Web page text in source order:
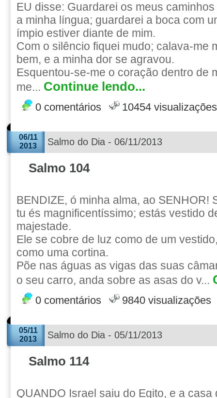
EU disse: Guardarei os meus
a minha língua; guardarei a boca com
ímpio estiver diante de mim.
Com o silêncio fiquei mudo; calava-me
bem, e a minha dor se agravou.
Esquentou-se-me o coração dentro de
me... Continue lendo...
0 comentários 10454 visualizações
06/11
2013
Salmo do Dia - 06/11/2013
Salmo 104
BENDIZE, ó minha alma, ao SENHOR!
tu és magnificentíssimo; estás vestido
majestade.
Ele se cobre de luz como de um
como uma cortina.
Põe nas águas as vigas das suas
o seu carro, anda sobre as asas do v...
0 comentários 9840 visualizações
05/11
2013
Salmo do Dia - 05/11/2013
Salmo 114
QUANDO Israel saiu do Egito, e a